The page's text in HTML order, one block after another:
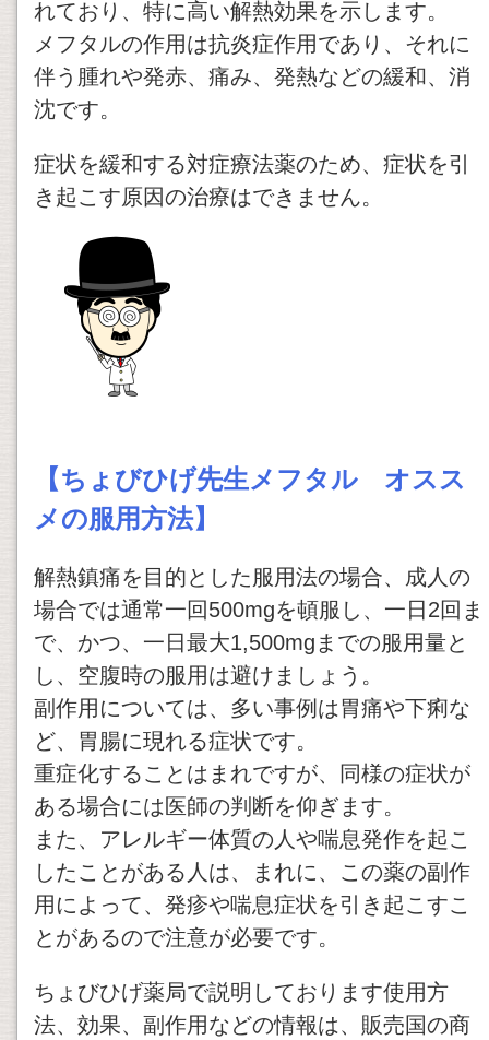
れており、特に高い解熱効果を示します。
メフタルの作用は抗炎症作用であり、それに
伴う腫れや発赤、痛み、発熱などの緩和、消
沈です。
症状を緩和する対症療法薬のため、症状を引
き起こす原因の治療はできません。
【ちょびひげ先生メフタル オスス
メの服用方法】
解熱鎮痛を目的とした服用法の場合、成人の
場合では通常一回500mgを頓服し、一日2回ま
で、かつ、一日最大1,500mgまでの服用量と
し、空腹時の服用は避けましょう。
副作用については、多い事例は胃痛や下痢な
ど、胃腸に現れる症状です。
重症化することはまれですが、同様の症状が
ある場合には医師の判断を仰ぎます。
また、アレルギー体質の人や喘息発作を起こ
したことがある人は、まれに、この薬の副作
用によって、発疹や喘息症状を引き起こすこ
とがあるので注意が必要です。
ちょびひげ薬局で説明しております使用方
法、効果、副作用などの情報は、販売国の商